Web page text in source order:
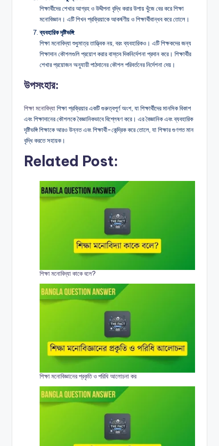
শিক্ষার্থীদের শেখার আগ্রহ ও উদ্দীপনা বৃদ্ধি করার উপায় খুঁজে বের করে শিক্ষা
মনোবিজ্ঞান। এটি শিখন প্রক্রিয়াকে আকর্ষণীয় ও শিক্ষার্থীবান্ধব করে তোলে।
ব্যবহারিক দৃষ্টিভঙ্গি:
শিক্ষা মনোবিদ্যা শুধুমাত্র তাত্ত্বিক নয়, বরং ব্যবহারিকও। এটি শিক্ষকদের জন্য
শিক্ষাদান কৌশলগুলি প্রয়োগ করার বাস্তব দিকনির্দেশনা প্রদান করে। শিক্ষার্থীর
শেখার প্রয়োজন অনুযায়ী পাঠদানের কৌশল পরিবর্তনের নির্দেশনা দেয়।
উপসংহার:
শিক্ষা মনোবিদ্যাশিক্ষা প্রক্রিয়ার একটি গুরুত্বপূর্ণ অংশ, যা শিক্ষার্থীদের মানসিক বিকাশ
এবং শিক্ষাদানের কৌশলকে বৈজ্ঞানিকভাবে বিশ্লেষণ করে। এর বৈজ্ঞানিক এবং ব্যবহারিক
দৃষ্টিভঙ্গি শিক্ষাকে আরও উন্নত এবং শিক্ষার্থী-কেন্দ্রিক করে তোলে, যা শিক্ষার গুণগত মান
বৃদ্ধি করতে সহায়ক।
Related Post:
শিক্ষা মনোবিদ্যা কাকে বলে?
শিক্ষা মনোবিজ্ঞানের প্রকৃতি ও পরিধি আলোচনা কর